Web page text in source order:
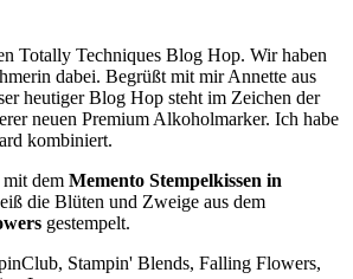
Totally Techniques Blog Hop. Wir haben
dabei. Begrüßt mit mir Annette aus
heutiger Blog Hop steht im Zeichen der
neuen Premium Alkoholmarker. Ich habe
kombiniert.
dem Memento Stempelkissen in
die Blüten und Zweige aus dem
gestempelt.